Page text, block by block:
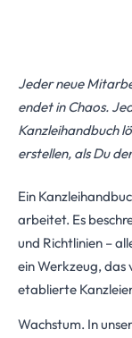
Jeder neue
endet in Chaos.
Kanzleihandbuch
erstellen, als Du
Ein
arbeitet. Es
und Richtlinien –
ein Werkzeug,
etablierte
Wachstum. In